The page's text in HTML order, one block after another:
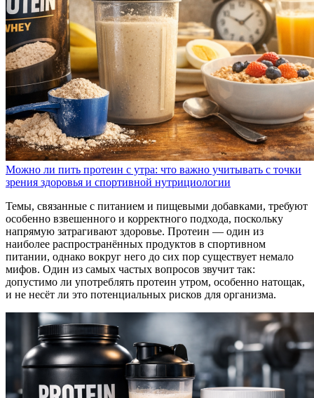
Можно ли пить протеин с утра: что важно учитывать с точки
зрения здоровья и спортивной нутрициологии
Темы, связанные с питанием и пищевыми добавками, требуют
особенно взвешенного и корректного подхода, поскольку
напрямую затрагивают здоровье. Протеин — один из
наиболее распространённых продуктов в спортивном
питании, однако вокруг него до сих пор существует немало
мифов. Один из самых частых вопросов звучит так:
допустимо ли употреблять протеин утром, особенно натощак,
и не несёт ли это потенциальных рисков для организма.